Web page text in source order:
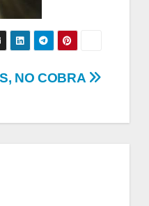
NO COBRA
CAMPEÓN
DESPUÉS DE
42 AÑOS